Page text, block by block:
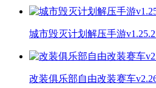
城市毁灭计划解压手游
改装俱乐部自由改装赛车